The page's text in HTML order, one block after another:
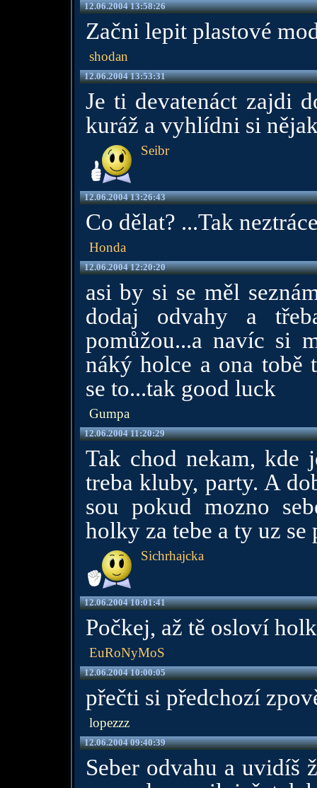
12.06.2004 13:58:26
Začni lepit plastové
shodan
12.06.2004 13:53:31
Je ti devatenáct zajdi
kuráž a vyhlídni si
Seibr
12.06.2004 13:26:43
Co dělat? ...Tak
Honda
12.06.2004 12:20:20
asi by si se měl
dodaj odvahy a
pomůžou...a navíc si
náký holce a ona tobě
se to...tak good luck
Gumpa
12.06.2004 11:20:29
Tak chod nekam, kde
treba kluby, party. A
sou pokud mozno
holky za tebe a ty uz
Sichrhajcka
12.06.2004 10:01:41
Počkej, až tě osloví
EuRoNyMoS
12.06.2004 10:00:05
přečti si předchozí
lopezzz
12.06.2004 09:40:39
Seber odvahu a uvidíš